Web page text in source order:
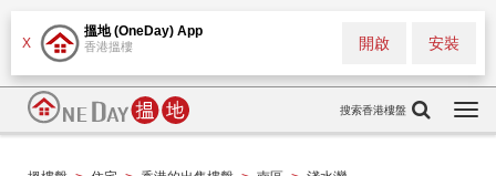
X
搵地 (OneDay) App
香港搵樓 安裝
開啟
搜索香港樓盤